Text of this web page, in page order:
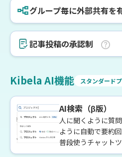
グループ毎に外部共有を
記事投稿の承認制
Kibela AI機能 スタンダード
AI検索（β版）
人に聞くように質
ように自動で要約回
普段使うチャット